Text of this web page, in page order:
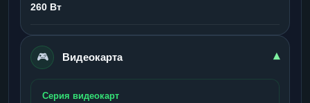
260 Вт
🎮 Видеокарта ▾
Серия видеокарт